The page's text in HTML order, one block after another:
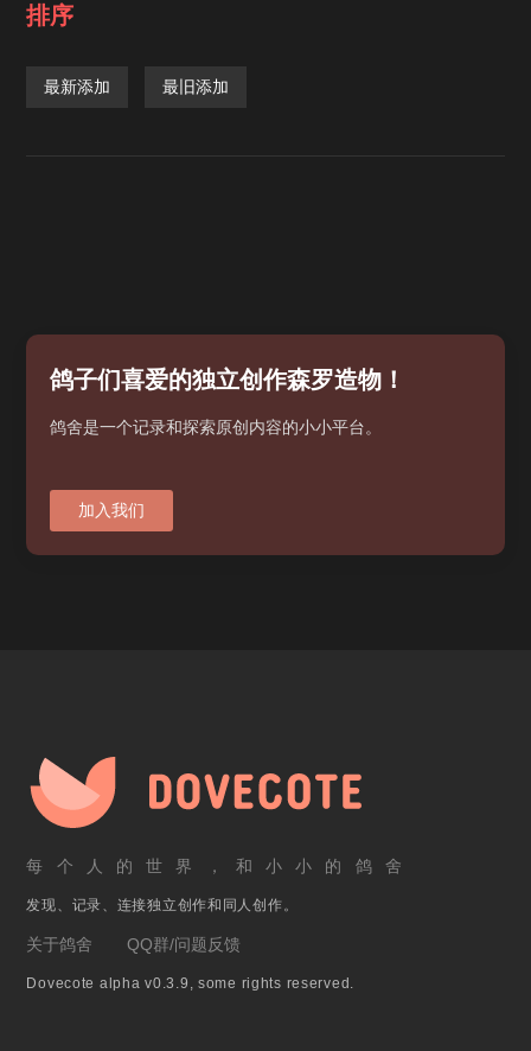
排序
最新添加 最旧添加
鸽子们喜爱的独立创作森罗造物！
鸽舍是一个记录和探索原创内容的小小平台。
加入我们
每个人的世界，和小小的鸽舍
发现、记录、连接独立创作和同人创作。
关于鸽舍 QQ群/问题反馈
Dovecote alpha v0.3.9, some rights reserved.